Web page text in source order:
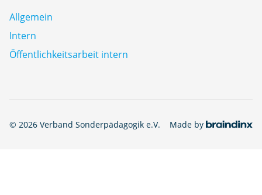
Allgemein
Intern
Öffentlichkeitsarbeit intern
© 2026 Verband Sonderpädagogik e.V. Made by